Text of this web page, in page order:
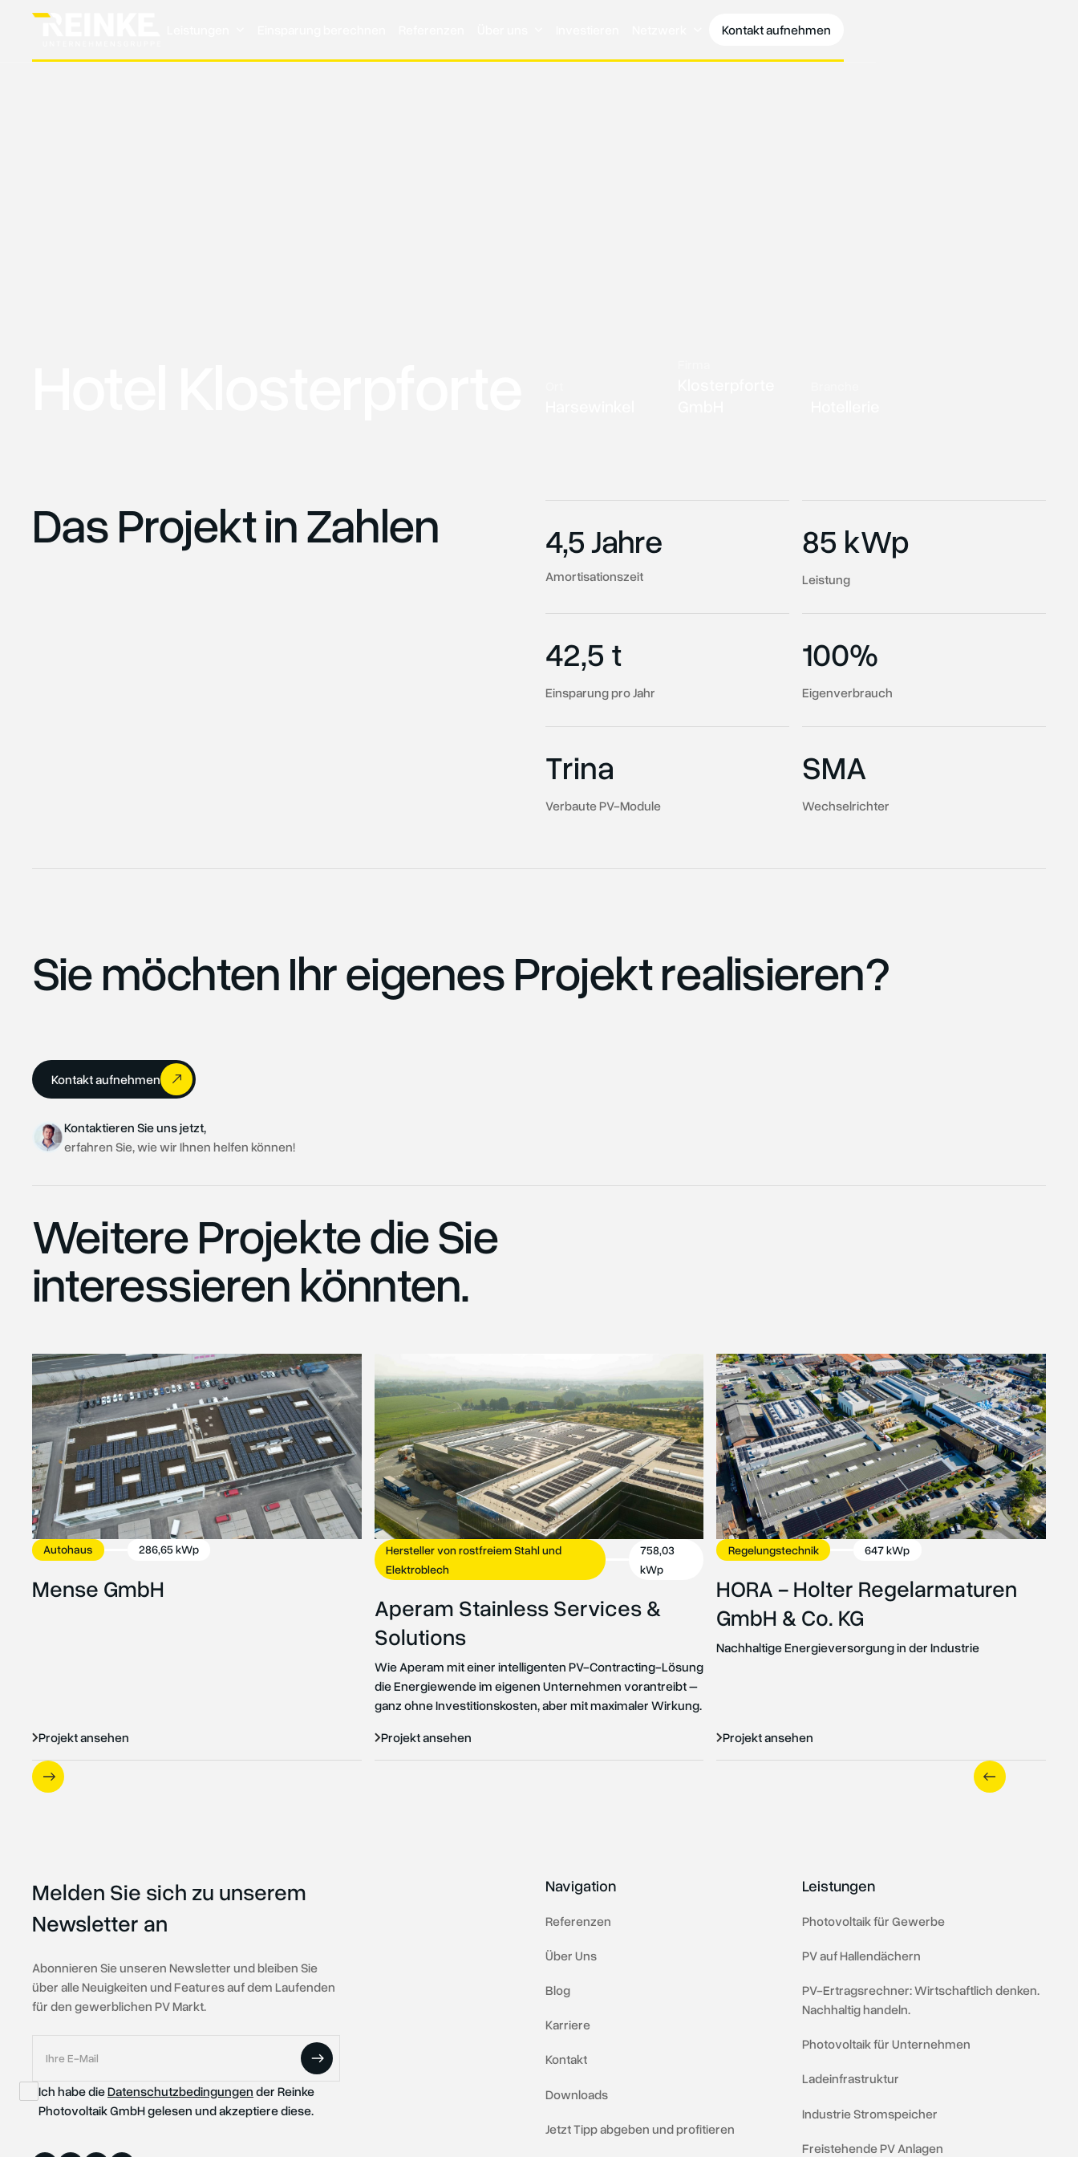
Kontakt aufnehmen
Das Projekt in Zahlen 4,5 Jahre
Amortisationszeit
85 kWp
Leistung
42,5 t
Einsparung pro Jahr
100%
Eigenverbrauch
Trina
Verbaute PV-Module
SMA
Wechselrichter
Sie möchten Ihr eigenes Projekt realisieren?
Kontakt aufnehmen
Kontaktieren Sie uns jetzt,
erfahren Sie, wie wir Ihnen helfen können!
Weitere Projekte die Sie
interessieren könnten.
Autohaus 286,65 kWp
Mense GmbH
Projekt ansehen
Hersteller von rostfreiem Stahl und
Elektroblech
758,03
kWp
Aperam Stainless Services &
Solutions
Wie Aperam mit einer intelligenten PV-Contracting-Lösung
die Energiewende im eigenen Unternehmen vorantreibt –
ganz ohne Investitionskosten, aber mit maximaler Wirkung.
Projekt ansehen
Regelungstechnik 647 kWp
HORA - Holter Regelarmaturen
GmbH & Co. KG
Nachhaltige Energieversorgung in der Industrie
Projekt ansehen
Melden Sie sich zu unserem
Newsletter an
Abonnieren Sie unseren Newsletter und bleiben Sie
über alle Neuigkeiten und Features auf dem Laufenden
für den gewerblichen PV Markt.
Ich habe dieDatenschutzbedingungen der Reinke
Photovoltaik GmbH gelesen und akzeptiere diese.
Navigation
Referenzen
Über Uns
Blog
Karriere
Kontakt
Downloads
Jetzt Tipp abgeben und profitieren
Leistungen
Photovoltaik für Gewerbe
PV auf Hallendächern
PV-Ertragsrechner: Wirtschaftlich denken.
Nachhaltig handeln.
Photovoltaik für Unternehmen
Ladeinfrastruktur
⁠⁠Industrie Stromspeicher
Freistehende PV Anlagen